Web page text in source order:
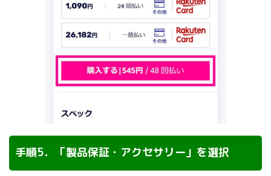
手順5．「製品保証・アクセサリー」を選択